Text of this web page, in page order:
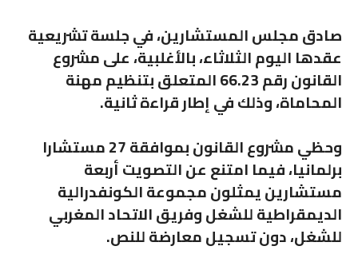
صادق مجلس المستشارين، في جلسة تشريعية
عقدها اليوم الثلاثاء، بالأغلبية، على مشروع
القانون رقم 66.23 المتعلق بتنظيم مهنة
المحاماة، وذلك في إطار قراءة ثانية.
وحظي مشروع القانون بموافقة 27 مستشارا
برلمانيا، فيما امتنع عن التصويت أربعة
مستشارين يمثلون مجموعة الكونفدرالية
الديمقراطية للشغل وفريق الاتحاد المغربي
للشغل، دون تسجيل معارضة للنص.